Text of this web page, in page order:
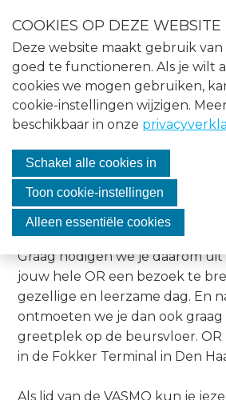
J
u
m
p
t
o
Met korting naar
16 augustus 2023 Bestuur
VASMO is op 11 oktober weer
het grootste OR-evenement
Graag nodigen we je daarom
jouw hele OR een bezoek te
gezellige en leerzame dag. En
ontmoeten we je dan ook graag
greetplek op de beursvloer. OR
in de Fokker Terminal in Den
Als lid van de VASMO kun je
Home
Nieuws
Agenda
Over VASMO
Vacatures
Contact
Lid
COOKIES OP DEZE WEBSITE
Deze website maakt gebruik van
goed te functioneren. Als je wilt
cookies we mogen gebruiken,
cookie-instellingen wijzigen.
beschikbaar in onze
Schakel alle cookies in
Toon cookie-instellingen
Alleen essentiële cookies